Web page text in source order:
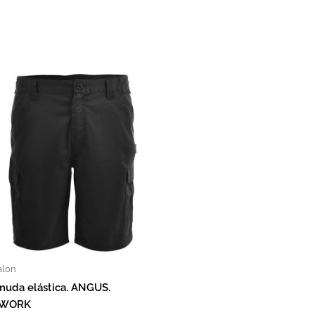
elegir en la página de producto
múltiples variantes. Las opciones se pueden elegir en la
elástica. ANGUS.
Este producto tiene múltiples